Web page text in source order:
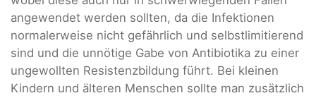
angewendet werden sollten, da die Infektionen
normalerweise nicht gefährlich und selbstlimitierend
sind und die unnötige Gabe von Antibiotika zu einer
ungewollten Resistenzbildung führt. Bei kleinen
Kindern und älteren Menschen sollte man zusätzlich